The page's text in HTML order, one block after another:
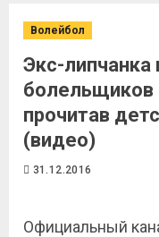
Волейбол
Экс-липчанка
прочитав
(видео)
31.12.2016
Официальный